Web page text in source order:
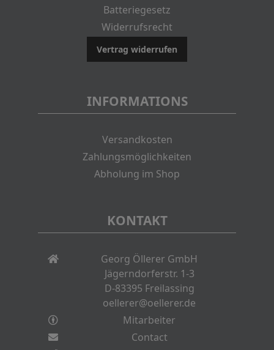
Batteriegesetz
Widerrufsrecht
Vertrag widerrufen
INFORMATIONS
Versandkosten
Zahlungsmöglichkeiten
Abholung im Shop
KONTAKT
Georg Öllerer GmbH
Jägerndorferstr. 1-3
D-83395 Freilassing
oellerer@oellerer.de
Mitarbeiter
Contact